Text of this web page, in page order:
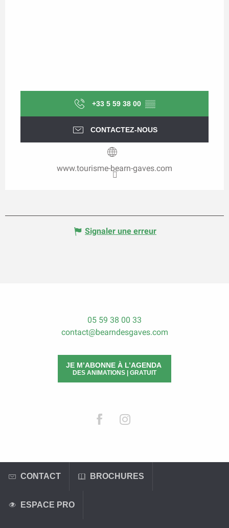
+33 5 59 38 00 ▒▒
CONTACTEZ-NOUS
www.tourisme-bearn-gaves.com
Signaler une erreur
05 59 38 00 33
contact@bearndesgaves.com
JE M’ABONNE À L’AGENDA
DES ANIMATIONS | GRATUIT
CONTACT BROCHURES
ESPACE PRO